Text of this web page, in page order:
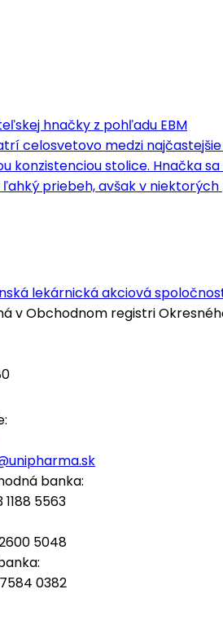
hnačky z pohľadu EBM
celosvetovo medzi
konzistenciou stolice. Hnačka
priebeh, avšak v
lekárnická akciová
v Obchodnom registri
banka:
5563
5048
0382